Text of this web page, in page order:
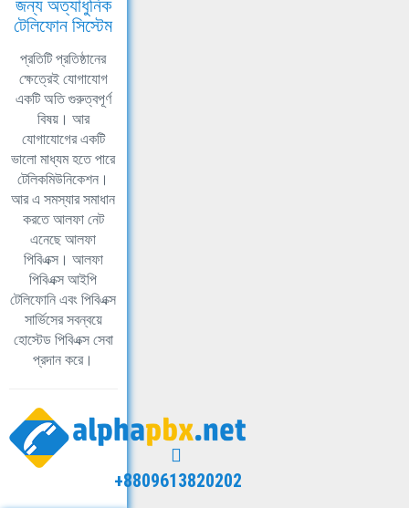
জন্য অত্যাধুনিক
টেলিফোন সিস্টেম
প্রতিটি প্রতিষ্ঠানের
ক্ষেত্রেই যোগাযোগ
একটি অতি গুরুত্বপূর্ণ
বিষয়। আর
যোগাযোগের একটি
ভালো মাধ্যম হতে পারে
টেলিকমিউনিকেশন।
আর এ সমস্যার সমাধান
করতে আলফা নেট
এনেছে আলফা
পিবিএক্স। আলফা
পিবিএক্স আইপি
টেলিফোনি এবং পিবিএক্স
সার্ভিসের সবন্বয়ে
হোস্টেড পিবিএক্স সেবা
প্রদান করে।
+8809613820202